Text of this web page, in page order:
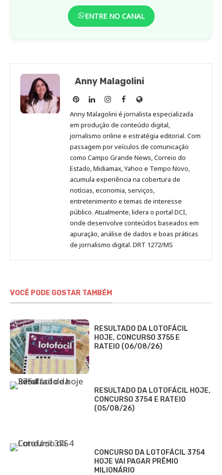
ENTRE NO CANAL
Anny Malagolini
Anny
Malagolini
no
Pinterest
Anny
Malagolini
no
LinkedIn
Anny
Malagolini
no
Instagram
Anny
Malagolini
no
Facebook
Site
de
Anny
Malagolini
Anny Malagolini é jornalista especializada
em produção de conteúdo digital,
jornalismo online e estratégia editorial. Com
passagem por veículos de comunicação
como Campo Grande News, Correio do
Estado, Midiamax, Yahoo e Tempo Novo,
acumula experiência na cobertura de
notícias, economia, serviços,
entretenimento e temas de interesse
público. Atualmente, lidera o portal DCI,
onde desenvolve conteúdos baseados em
apuração, análise de dados e boas práticas
de jornalismo digital. DRT 1272/MS
VOCÊ PODE GOSTAR TAMBÉM
RESULTADO DA LOTOFÁCIL
HOJE, CONCURSO 3755 E
RATEIO (06/08/26)
RESULTADO DA LOTOFÁCIL HOJE,
CONCURSO 3754 E RATEIO
(05/08/26)
CONCURSO DA LOTOFÁCIL 3754
HOJE VAI PAGAR PRÊMIO
MILIONÁRIO